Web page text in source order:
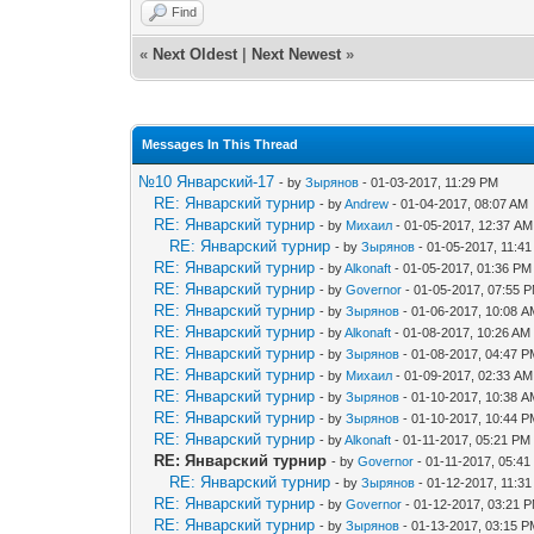
Find
« Next Oldest Next Newest »
Messages In This Thread
№10 Январский-17 - byЗырянов - 01-03-2017, 11:29 PM
RE: Январский турнир - byAndrew - 01-04-2017, 08:07 AM
RE: Январский турнир - by Михаил - 01-05-2017, 12:37 AM
RE: Январский турнир - byЗырянов - 01-05-2017, 11:41
RE: Январский турнир - byAlkonaft - 01-05-2017, 01:36 PM
RE: Январский турнир - byGovernor - 01-05-2017, 07:55
RE: Январский турнир - byЗырянов - 01-06-2017, 10:08
RE: Январский турнир - byAlkonaft - 01-08-2017, 10:26 AM
RE: Январский турнир - byЗырянов - 01-08-2017, 04:47
RE: Январский турнир - by Михаил - 01-09-2017, 02:33 AM
RE: Январский турнир - byЗырянов - 01-10-2017, 10:38
RE: Январский турнир - byЗырянов - 01-10-2017, 10:44
RE: Январский турнир - byAlkonaft - 01-11-2017, 05:21 PM
RE: Январский турнир - byGovernor - 01-11-2017, 05:41
RE: Январский турнир - byЗырянов - 01-12-2017, 11:31
RE: Январский турнир - byGovernor - 01-12-2017, 03:21
RE: Январский турнир - byЗырянов - 01-13-2017, 03:15